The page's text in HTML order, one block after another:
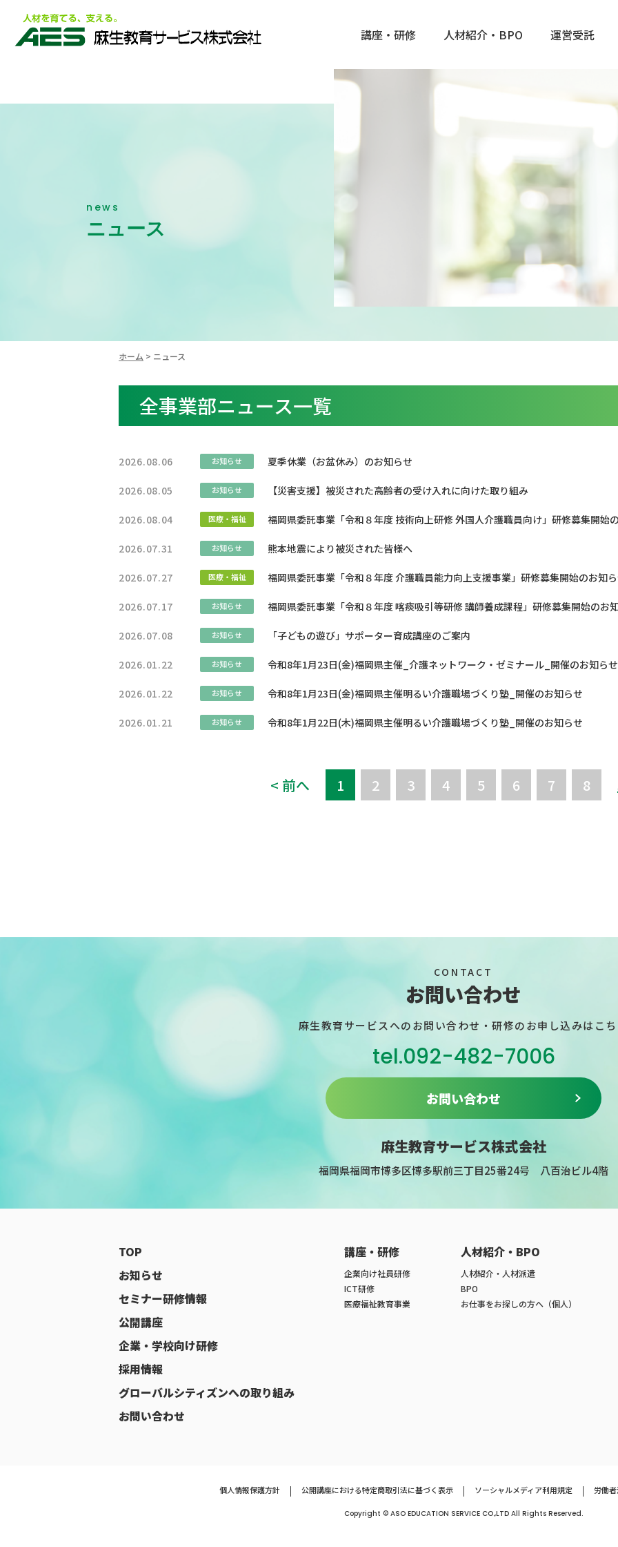
講座・研修 人材紹介・BPO 運営受託
news
ニュース
ホーム > ニュース
全事業部ニュース一覧
2026.08.06 お知らせ 夏季休業（お盆休み）のお知らせ
2026.08.05 お知らせ 【災害支援】被災された高齢者の受け入れに向けた取り組み
2026.08.04 医療・福祉 福岡県委託事業「令和８年度 技術向上研修 外国人介護職員向け」研修募集開始
2026.07.31 お知らせ 熊本地震により被災された皆様へ
2026.07.27 医療・福祉 福岡県委託事業「令和８年度 介護職員能力向上支援事業」研修募集開始のお知
2026.07.17 お知らせ 福岡県委託事業「令和８年度 喀痰吸引等研修 講師養成課程」研修募集開始のお
2026.07.08 お知らせ 「子どもの遊び」サポーター育成講座のご案内
2026.01.22 お知らせ 令和8年1月23日(金)福岡県主催_介護ネットワーク・ゼミナール_開催のお知らせ
2026.01.22 お知らせ 令和8年1月23日(金)福岡県主催明るい介護職場づくり塾_開催のお知らせ
2026.01.21 お知らせ 令和8年1月22日(木)福岡県主催明るい介護職場づくり塾_開催のお知らせ
< 前へ 1 2 3 4 5 6 7 8
CONTACT
お問い合わせ
麻生教育サービスへのお問い合わせ・研修のお申し込みはこ
tel.092-482-7006
お問い合わせ
麻生教育サービス株式会社
福岡県福岡市博多区博多駅前三丁目25番24号 八百治ビル4階
TOP
お知らせ
セミナー研修情報
公開講座
企業・学校向け研修
採用情報
グローバルシティズンへの取り組み
お問い合わせ
講座・研修
企業向け社員研修
ICT研修
医療福祉教育事業
人材紹介・BPO
人材紹介・人材派遣
BPO
お仕事をお探しの方へ（個人）
個人情報保護方針 公開講座における特定商取引法に基づく表示 ソーシャルメディア利用規定 労働
Copyright © ASO EDUCATION SERVICE CO.,LTD All Rights Reserved.